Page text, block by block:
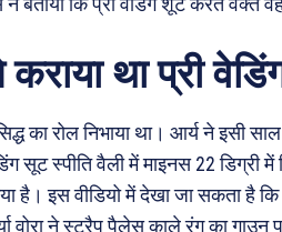
था प्री
सिद्ध का रोल निभाया था। आर्य ने
सूट स्पीति वैली में माइनस 22 डिग्री
है। इस वीडियो में देखा जा सकता है
वोरा ने स्ट्रैप पैलेस काले रंग का गाउन